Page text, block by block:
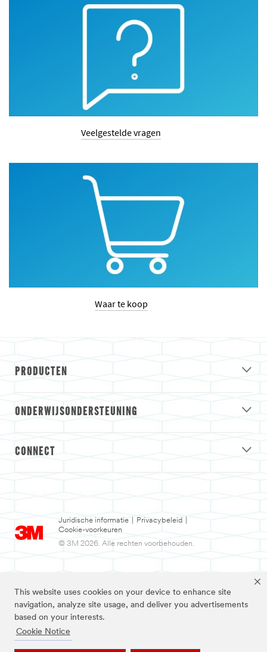
This website uses cookies on your device to enhance site
navigation, analyze site usage, and deliver you advertisements
based on your interests.
Cookie Notice
Veelgestelde vragen
Waar te koop
PRODUCTEN
ONDERWIJSONDERSTEUNING
CONNECT
Juridische informatie Privacybeleid
Cookie-voorkeuren
© 3M 2026. Alle rechten voorbehouden.